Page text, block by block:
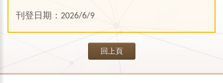
刊登日期：2026/6/9
回上頁